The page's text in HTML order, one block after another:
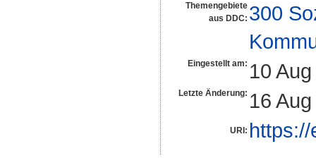
Themengebiete
aus DDC: 300
Eingestellt am: 10
Letzte Änderung: 16
URI: